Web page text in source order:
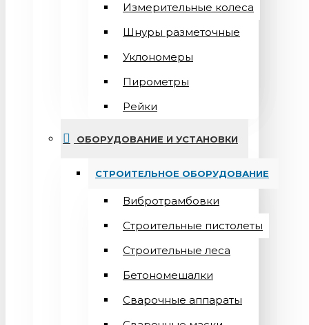
Измерительные колеса
Шнуры разметочные
Уклономеры
Пирометры
Рейки
ОБОРУДОВАНИЕ И УСТАНОВКИ
СТРОИТЕЛЬНОЕ ОБОРУДОВАНИЕ
Вибротрамбовки
Строительные пистолеты
Строительные леса
Бетономешалки
Сварочные аппараты